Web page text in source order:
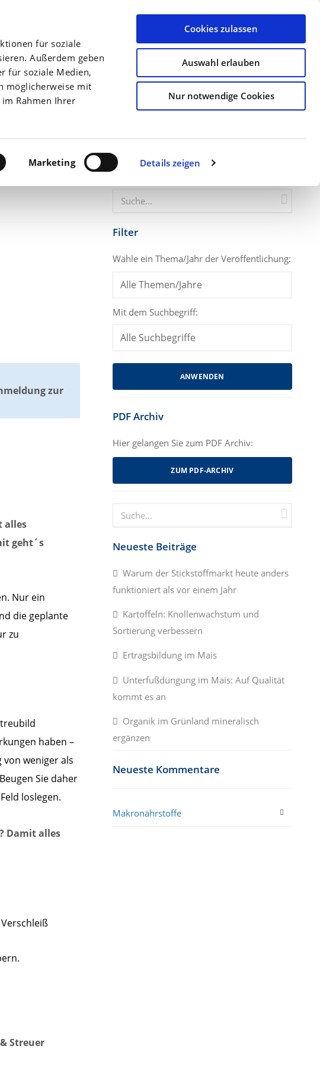
für soziale
Außerdem geben
für soziale Medien,
möglicherweise mit
Rahmen Ihrer
Marketing Details zeigen
Cookies zulassen
Auswahl erlauben
Nur notwendige Cookies
Ansprechpartner Über uns Termine
Nährstoffe Düngung Kulturen Precision Farming
Startseite Gutes neues Düngejahr! Jetzt D...
zur
alles
geht´s
Nur ein
die geplante
zu
haben –
von weniger als
Sie daher
loslegen.
Damit alles
Streuer
Website durchsuchen
Filter
Wähle ein Thema/Jahr der Veröffentlichung:
Mit dem Suchbegriff:
PDF Archiv
Hier gelangen Sie zum PDF Archiv:
ZUM PDF-ARCHIV
Neueste Beiträge
Warum der Stickstoffmarkt heute anders
funktioniert als vor einem Jahr
Kartoffeln: Knollenwachstum und
Sortierung verbessern
Ertragsbildung im Mais
Unterfußdüngung im Mais: Auf Qualität
kommt es an
Organik im Grünland mineralisch
ergänzen
Neueste Kommentare
Makronährstoffe